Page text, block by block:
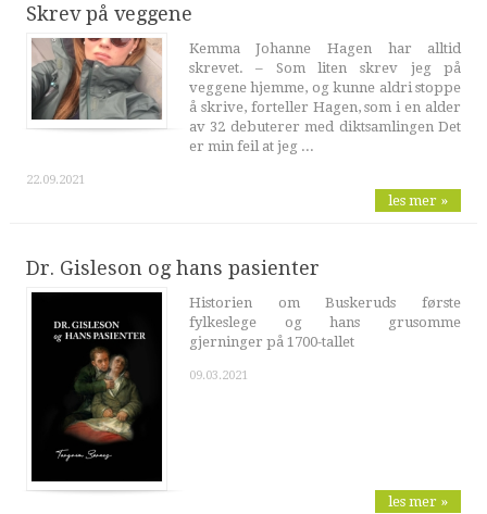
Skrev på veggene
Kemma Johanne Hagen har alltid
skrevet. – Som liten skrev jeg på
veggene hjemme, og kunne aldri stoppe
å skrive, forteller Hagen, som i en alder
av 32 debuterer med diktsamlingen Det
er min feil at jeg ...
22.09.2021
les mer »
Dr. Gisleson og hans pasienter
Historien om Buskeruds første
fylkeslege og hans grusomme
gjerninger på 1700-tallet
09.03.2021
les mer »